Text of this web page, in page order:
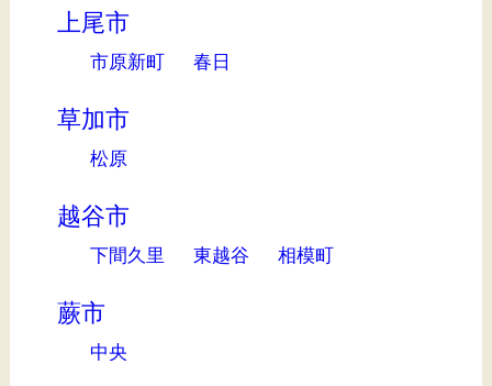
上尾市
市原新町 春日
草加市
松原
越谷市
下間久里 東越谷 相模町
蕨市
中央